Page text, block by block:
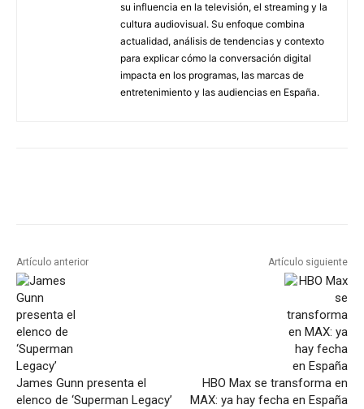
su influencia en la televisión, el streaming y la
cultura audiovisual. Su enfoque combina
actualidad, análisis de tendencias y contexto
para explicar cómo la conversación digital
impacta en los programas, las marcas de
entretenimiento y las audiencias en España.
Artículo anterior
James Gunn presenta el
elenco de ‘Superman Legacy’
Artículo siguiente
HBO Max se transforma en
MAX: ya hay fecha en España